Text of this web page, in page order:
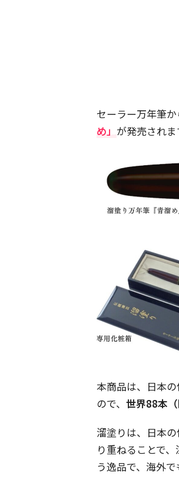
セーラー万年筆
め」 が発売されま
本商品は、日本
ので、 世界88本
溜塗りは、日本
り重ねることで
う逸品で、海外